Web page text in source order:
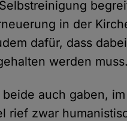
in der
dafür, dass
werden muss.
auch gaben,
rief zwar